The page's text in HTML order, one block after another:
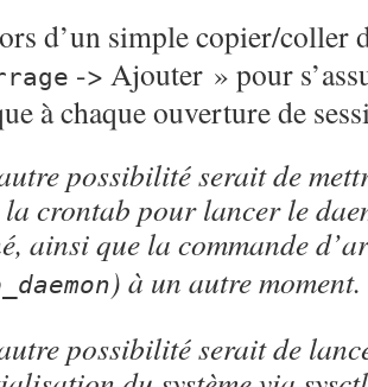
d’un simple copier/coller
-> Ajouter » pour
à chaque ouverture de
possibilité serait de
crontab pour lancer le
ainsi que la commande
) à un autre moment.
possibilité serait de